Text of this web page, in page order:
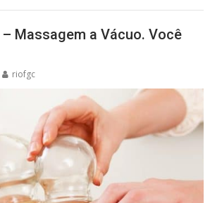
Massagem a Vácuo. Você
riofgc